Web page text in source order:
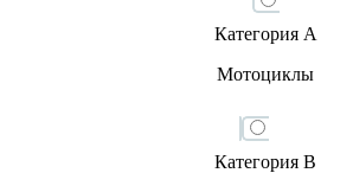
Категория А
Мотоциклы
Категория B